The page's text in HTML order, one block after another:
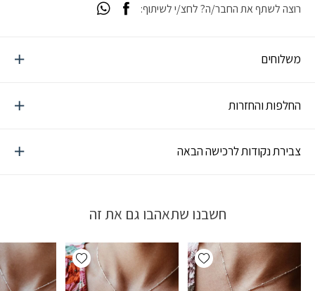
משלוחים
החלפות והחזרות
צבירת נקודות לרכישה הבאה
רוצה לשתף את החבר/ה? לחצ/י לשיתוף:
חשבנו שתאהבו גם את זה
Add wishlist
Add wishlist